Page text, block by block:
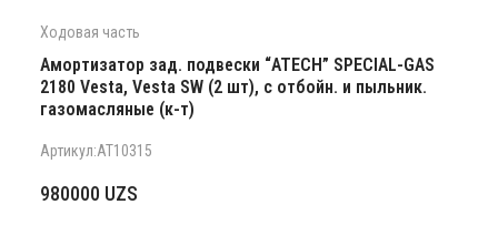
Ходовая часть
Амортизатор зад. подвески “ATECH” SPECIAL-GAS
2180 Vesta, Vesta SW (2 шт), с отбойн. и пыльник.
газомасляные (к-т)
Артикул:AT10315
980000 UZS